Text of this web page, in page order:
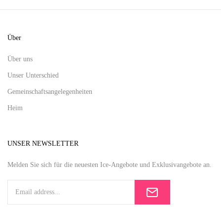
Über
Über uns
Unser Unterschied
Gemeinschaftsangelegenheiten
Heim
UNSER NEWSLETTER
Melden Sie sich für die neuesten Ice-Angebote und Exklusivangebote an.